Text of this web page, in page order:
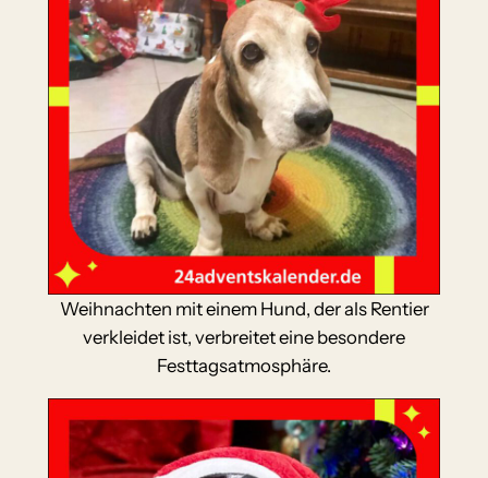
Weihnachten mit einem Hund, der als Rentier
verkleidet ist, verbreitet eine besondere
Festtagsatmosphäre.